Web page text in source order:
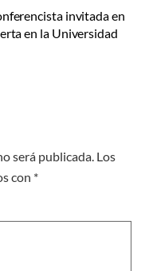
invitada en
en la Universidad
será publicada. Los
con *